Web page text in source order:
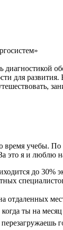
для
учебы. По
я и люблю
до
отдаленных
ты на